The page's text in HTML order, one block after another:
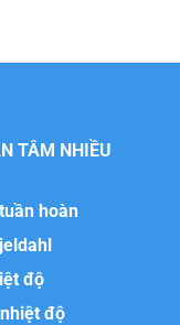
TÂM NHIỀU
hoàn
độ
độ